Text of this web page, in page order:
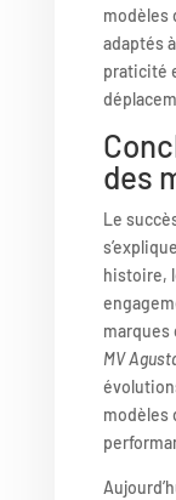
modèles
adaptés
praticité
des
Le
histoire,
marques
MV
modèles